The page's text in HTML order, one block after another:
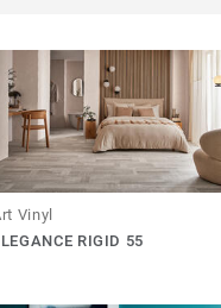
Vinyl
RIGID 55